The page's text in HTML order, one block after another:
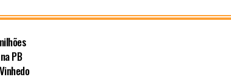
PB